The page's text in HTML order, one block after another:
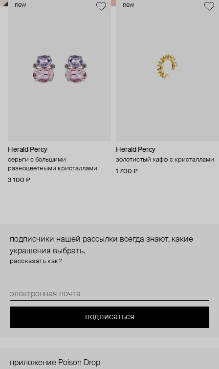
new
Herald Percy
серьги с большими
разноцветными кристаллами
3 100 ₽
new
Herald Percy
золотистый кафф с кристаллами
1 700 ₽
подписчики нашей рассылки всегда знают, какие
украшения выбрать.
рассказать как?
подписаться
приложение Poison Drop